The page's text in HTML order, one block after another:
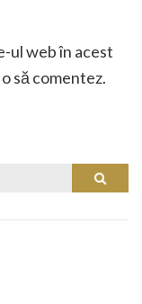
ul web în acest
să comentez.
Search